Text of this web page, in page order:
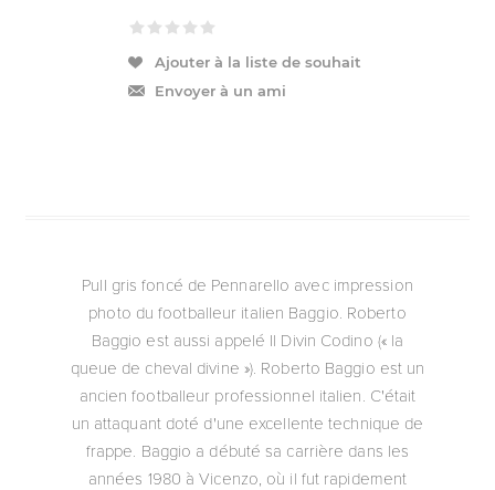
Ajouter à la liste de souhait
Envoyer à un ami
Pull gris foncé de Pennarello avec impression
photo du footballeur italien Baggio. Roberto
Baggio est aussi appelé Il Divin Codino (« la
queue de cheval divine »). Roberto Baggio est un
ancien footballeur professionnel italien. C'était
un attaquant doté d'une excellente technique de
frappe. Baggio a débuté sa carrière dans les
années 1980 à Vicenzo, où il fut rapidement